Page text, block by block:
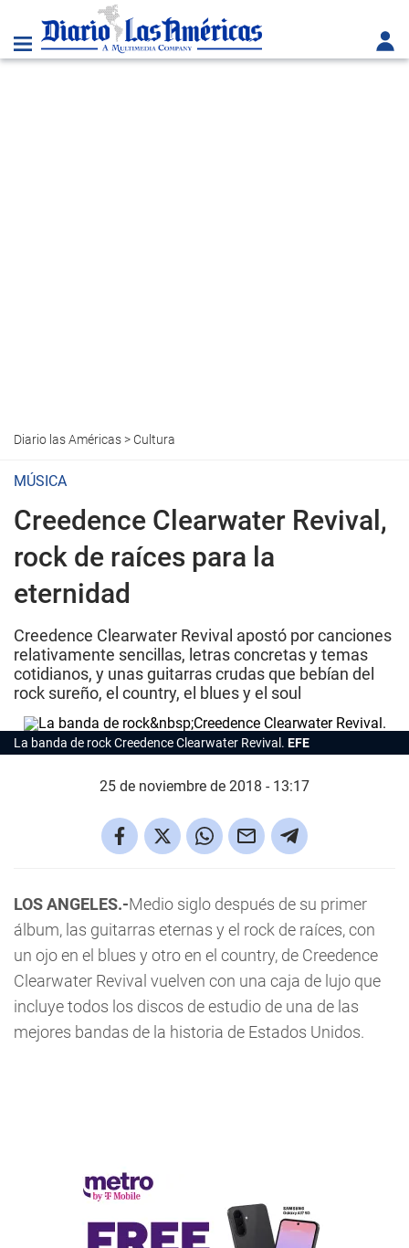
Diario las Américas> Cultura
MÚSICA
Creedence Clearwater Revival,
rock de raíces para la
eternidad
Creedence Clearwater Revival apostó por canciones
relativamente sencillas, letras concretas y temas
cotidianos, y unas guitarras crudas que bebían del
rock sureño, el country, el blues y el soul
La banda de rock Creedence Clearwater Revival. EFE
25 de noviembre de 2018 - 13:17
LOS ANGELES.-Medio siglo después de su primer
álbum, las guitarras eternas y el rock de raíces, con
un ojo en el blues y otro en el country, de Creedence
Clearwater Revival vuelven con una caja de lujo que
incluye todos los discos de estudio de una de las
mejores bandas de la historia de Estados Unidos.